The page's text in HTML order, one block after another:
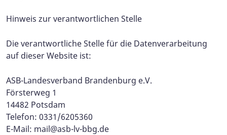
Hinweis zur verantwortlichen Stelle
Die verantwortliche Stelle für die Datenverarbeitung
auf dieser Website ist:
ASB-Landesverband Brandenburg e.V.
Försterweg 1
14482 Potsdam
Telefon: 0331/6205360
E-Mail: mail@asb-lv-bbg.de